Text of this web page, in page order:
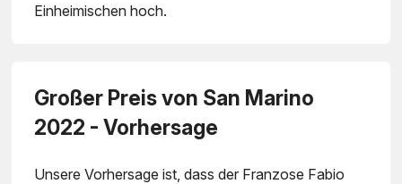
Einheimischen hoch.
Großer Preis von San Marino
2022 - Vorhersage
Unsere Vorhersage ist, dass der Franzose Fabio